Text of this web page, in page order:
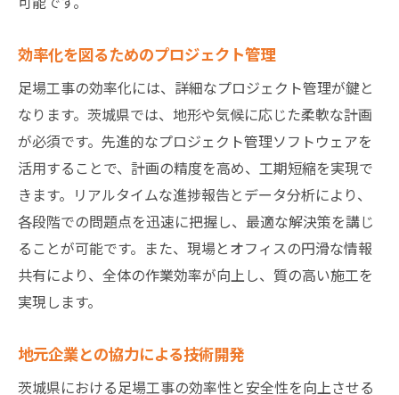
効率化を図るためのプロジェクト管理
足場工事の効率化には、詳細なプロジェクト管理が鍵と
なります。茨城県では、地形や気候に応じた柔軟な計画
が必須です。先進的なプロジェクト管理ソフトウェアを
活用することで、計画の精度を高め、工期短縮を実現で
きます。リアルタイムな進捗報告とデータ分析により、
各段階での問題点を迅速に把握し、最適な解決策を講じ
ることが可能です。また、現場とオフィスの円滑な情報
共有により、全体の作業効率が向上し、質の高い施工を
実現します。
地元企業との協力による技術開発
茨城県における足場工事の効率性と安全性を向上させる